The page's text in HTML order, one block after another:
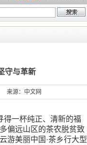
守与革新
来源：中文网
得一杯纯正、清新的福
偏远山区的茶农脱贫致
游美丽中国·茶乡行大型